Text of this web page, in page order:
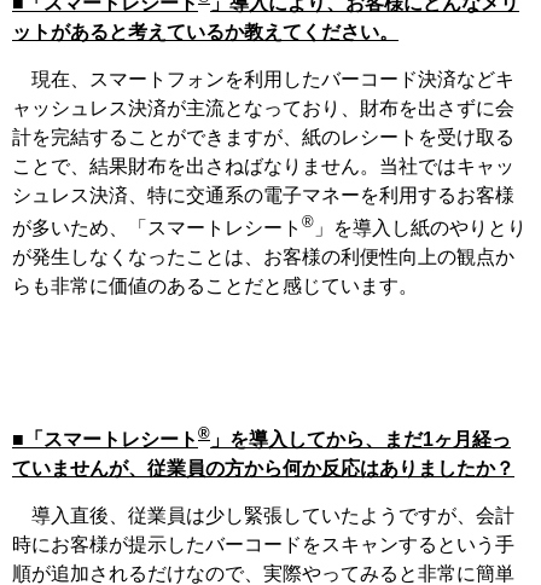
ットがあると考えているか教えてください。
現在、スマートフォンを利用したバーコード決済などキ
ャッシュレス決済が主流となっており、財布を出さずに会
計を完結することができますが、紙のレシートを受け取る
ことで、結果財布を出さねばなりません。当社ではキャッ
シュレス決済、特に交通系の電子マネーを利用するお客様
が多いため、「スマートレシート ® 」を導入し紙のやりとり
が発生しなくなったことは、お客様の利便性向上の観点か
らも非常に価値のあることだと感じています。
■「スマートレシート ® 」を導入してから、まだ1ヶ月経っ
ていませんが、従業員の方から何か反応はありましたか？
導入直後、従業員は少し緊張していたようですが、会計
時にお客様が提示したバーコードをスキャンするという手
順が追加されるだけなので、実際やってみると非常に簡単